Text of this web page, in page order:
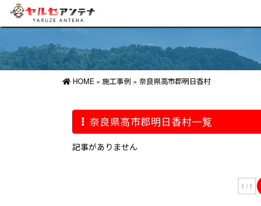
HOME » 施工事例 » 奈良県高市郡明日香村
奈良県高市郡明日香村一覧
記事がありません
1 / 1